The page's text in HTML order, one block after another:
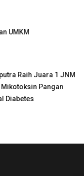
UMKM
Raih Juara 1 JNM
Mikotoksin Pangan
Diabetes